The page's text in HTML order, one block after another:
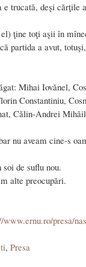
trucată, deşi cărţile
ţine toţi aşii în
partida a avut,
Mihai Iovănel,
Constantiniu,
Călin‑Andrei
nu aveam cine-s
de suflu nou.
alte preocupări.
www.ernu.ro/presa/
, Presa